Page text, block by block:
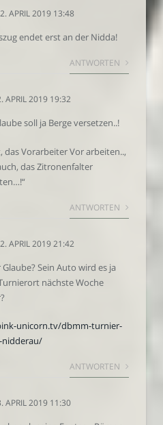
APRIL 2019 13:48
endet erst an der Nidda!
ANTWORTEN
APRIL 2019 19:32
soll ja Berge versetzen..!
das Vorarbeiter Vor arbeiten..,
das Zitronenfalter
ANTWORTEN
APRIL 2019 21:42
Sein Auto wird es ja
nächste Woche
unicorn.tv/dbmm-turnier-
nidderau/
ANTWORTEN
APRIL 2019 11:30